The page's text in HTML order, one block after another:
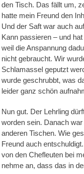
den Tisch. Das fällt um,
hatte mein Freund den
Und der Saft war auch
Kann passieren – und
weil die Anspannung
nicht gebraucht. Wir
Schlamassel geputzt
wurde geschrubbt, was
leider ganz schön
Nun gut. Der Lehrling
worden sein. Danach
anderen Tischen. Wie
Freund auch
von den Chefleuten bei
nehme an, dass das in